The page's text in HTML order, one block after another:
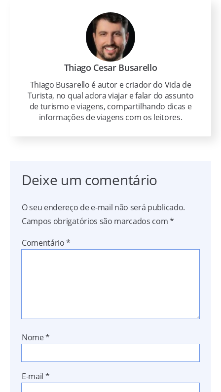
Thiago Cesar Busarello
Thiago Busarello é autor e criador do Vida de
Turista, no qual adora viajar e falar do assunto
de turismo e viagens, compartilhando dicas e
informações de viagens com os leitores.
Deixe um comentário
O seu endereço de e-mail não será publicado.
Campos obrigatórios são marcados com*
Comentário*
Nome*
E-mail *